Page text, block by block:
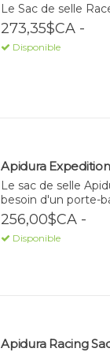
Le Sac de selle
273,35$CA -
Disponible
Apidura
Le sac de selle
besoin d'un porte-
256,00$CA -
Disponible
Apidura Racing